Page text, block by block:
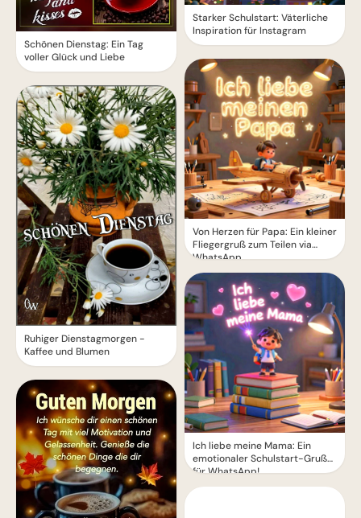
Schönen Dienstag: Ein Tag
voller Glück und Liebe
Ruhiger Dienstagmorgen -
Kaffee und Blumen
Starker Schulstart: Väterliche
Inspiration für Instagram
Von Herzen für Papa: Ein kleiner
Fliegergruß zum Teilen via
WhatsApp
Ich liebe meine Mama: Ein
emotionaler Schulstart-Gruß
für WhatsApp!